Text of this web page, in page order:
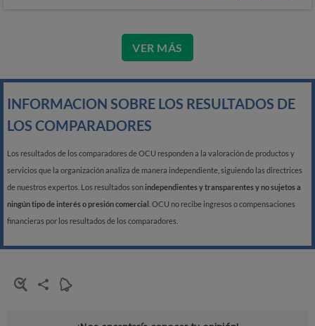
VER MÁS
INFORMACION SOBRE LOS RESULTADOS DE
LOS COMPARADORES
Los resultados de los comparadores de OCU responden a la valoración de productos y
servicios que la organización analiza de manera independiente, siguiendo las directrices
de nuestros expertos. Los resultados son independientes y transparentes y no sujetos a
ningún tipo de interés o presión comercial . OCU no recibe ingresos o compensaciones
financieras por los resultados de los comparadores.